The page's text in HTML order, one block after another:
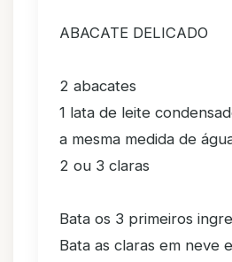
ABACATE DELICADO
2 abacates
1 lata de leite
a mesma medida de
2 ou 3 claras
Bata os 3 primeiros
Bata as claras em neve